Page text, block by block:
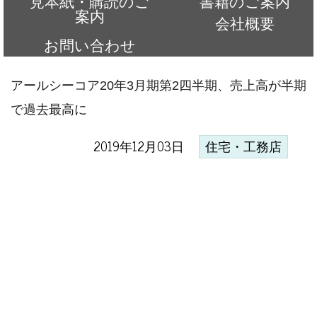
案内
会社概要
お問い合わせ
アールシーコア20年3月期第2四半期、売上高が半期
で過去最高に
2019年12月03日 住宅・工務店